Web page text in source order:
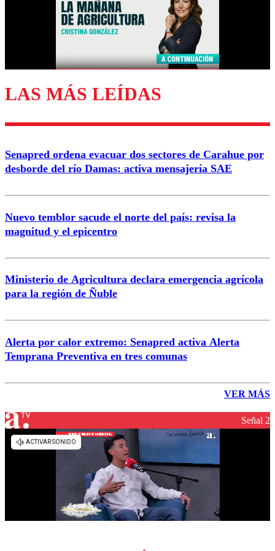
LAS MÁS LEÍDAS
Senapred ordena evacuar dos sectores de Carahue por
desborde del río Damas: activa mensajería SAE
Nuevo temblor sacude el norte del país: revisa la
magnitud y el epicentro
Ministerio de Agricultura declara emergencia agrícola
para la región de Ñuble
Alerta por calor extremo: Senapred activa Alerta
Temprana Preventiva en tres comunas
VER MÁS
Señal 2